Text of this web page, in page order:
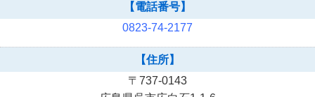
【電話番号】
0823-74-2177
【住所】
〒737-0143